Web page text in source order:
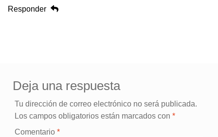
Responder
Deja una respuesta
Tu dirección de correo electrónico no será publicada.
Los campos obligatorios están marcados con *
Comentario *